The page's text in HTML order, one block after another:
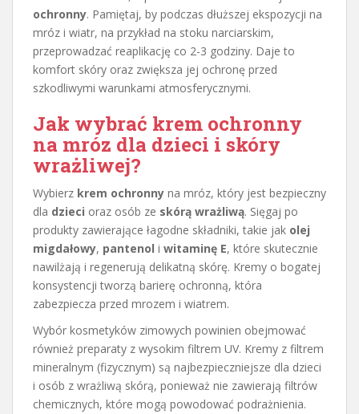
ochronny. Pamiętaj, by podczas dłuższej ekspozycji na
mróz i wiatr, na przykład na stoku narciarskim,
przeprowadzać reaplikację co 2-3 godziny. Daje to
komfort skóry oraz zwiększa jej ochronę przed
szkodliwymi warunkami atmosferycznymi.
Jak wybrać krem ochronny
na mróz dla dzieci i skóry
wrażliwej?
Wybierz krem ochronny na mróz, który jest bezpieczny
dla dzieci oraz osób ze skórą wrażliwą. Sięgaj po
produkty zawierające łagodne składniki, takie jak olej
migdałowy, pantenol i witaminę E, które skutecznie
nawilżają i regenerują delikatną skórę. Kremy o bogatej
konsystencji tworzą barierę ochronną, która
zabezpiecza przed mrozem i wiatrem.
Wybór kosmetyków zimowych powinien obejmować
również preparaty z wysokim filtrem UV. Kremy z filtrem
mineralnym (fizycznym) są najbezpieczniejsze dla dzieci
i osób z wrażliwą skórą, ponieważ nie zawierają filtrów
chemicznych, które mogą powodować podrażnienia.